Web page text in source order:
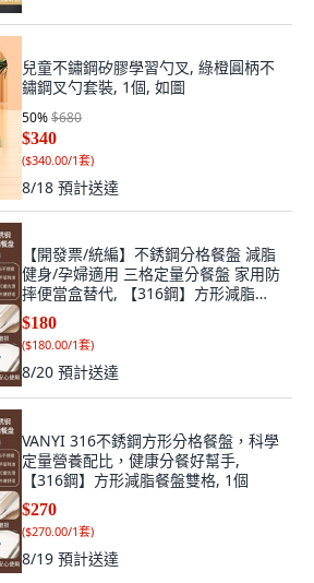
兒童不鏽鋼矽膠學習勺叉, 綠橙圓柄不
鏽鋼叉勺套裝, 1個, 如圖
50%$680
$340
($340.00/1套)
8/18 預計送達
【開發票/統編】不銹鋼分格餐盤 減脂
健身/孕婦適用 三格定量分餐盤 家用防
摔便當盒替代, 【316鋼】方形減脂餐
盤四格, 1個
$180
($180.00/1套)
8/20 預計送達
VANYI 316不銹鋼方形分格餐盤，科學
定量營養配比，健康分餐好幫手,
【316鋼】方形減脂餐盤雙格, 1個
$270
($270.00/1套)
8/19 預計送達